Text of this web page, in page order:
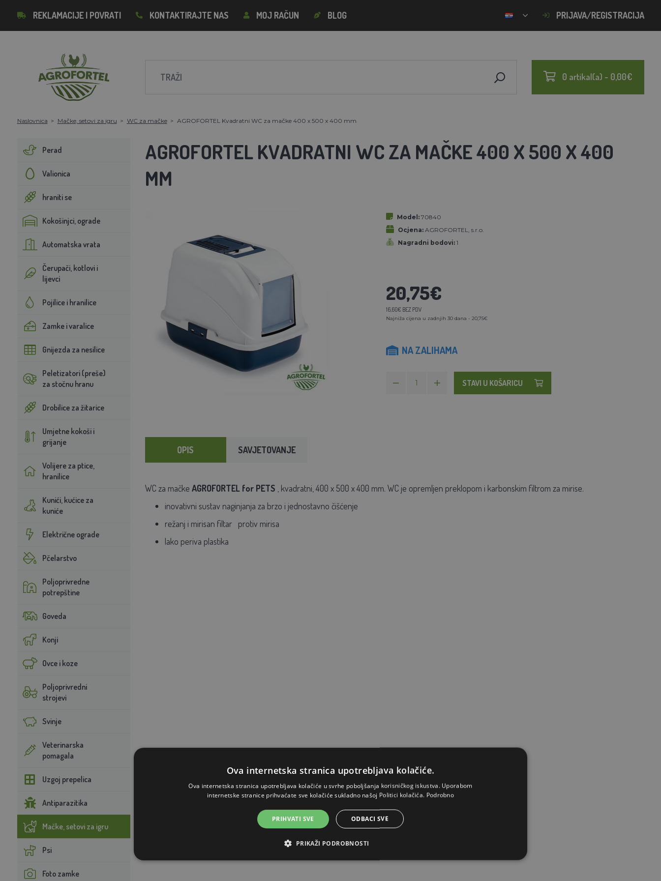
REKLAMACIJE I POVRATI KONTAKTIRAJTE NAS MOJ RAČUN BLOG PRIJAVA/REGISTRACIJA
0 artikal(a) - 0,00€
Naslovnica Mačke, setovi za igru WC za mačke AGROFORTEL Kvadratni WC za mačke 400 x 500 x 400 mm
Perad
Valionica
hraniti se
Kokošinjci, ograde
Automatska vrata
Čerupači, kotlovi i
lijevci
Pojilice i hranilice
Zamke i varalice
Gnijezda za nesilice
Peletizatori (preše)
za stočnu hranu
Drobilice za žitarice
Umjetne kokoši i
grijanje
Volijere za ptice,
hranilice
Kunići, kućice za
kuniće
Električne ograde
Pčelarstvo
Poljoprivredne
potrepštine
Goveda
Konji
Ovce i koze
Poljoprivredni
strojevi
Svinje
Veterinarska
pomagala
Uzgoj prepelica
Antiparazitika
Mačke, setovi za igru
Psi
Foto zamke
AGROFORTEL KVADRATNI WC ZA MAČKE 400 X 500 X 400
MM
Model: 70840
Ocjena: AGROFORTEL, s.r.o.
Nagradni bodovi: 1
20,75€
16,60€ BEZ PDV
Najniža cijena u zadnjih 30 dana - 20,75€
NA ZALIHAMA
STAVI U KOŠARICU
OPIS SAVJETOVANJE
WC za mačke AGROFORTEL for PETS , kvadratni, 400 x 500 x 400 mm. WC je opremljen preklopom i karbonskim filtrom za mirise.
inovativni sustav naginjanja za brzo i jednostavno čišćenje
režanj i mirisan filtar protiv mirisa
lako periva plastika
Ova internetska stranica upotrebljava kolačiće.
Ova internetska stranica upotrebljava kolačiće u svrhe poboljšanja korisničkog iskustva. Uporabom
internetske stranice prihvaćate sve kolačiće sukladno našoj Politici kolačića. Podrobno
PRIHVATI SVE ODBACI SVE
PRIKAŽI PODROBNOSTI